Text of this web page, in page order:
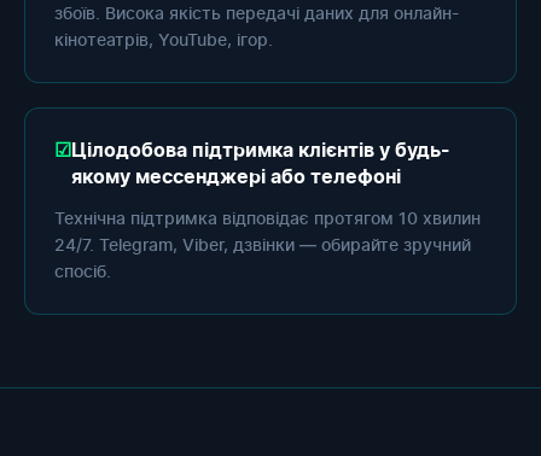
збоїв. Висока якість передачі даних для онлайн-
кінотеатрів, YouTube, ігор.
Цілодобова підтримка клієнтів у будь-
якому мессенджері або телефоні
Технічна підтримка відповідає протягом 10 хвилин
24/7. Telegram, Viber, дзвінки — обирайте зручний
спосіб.